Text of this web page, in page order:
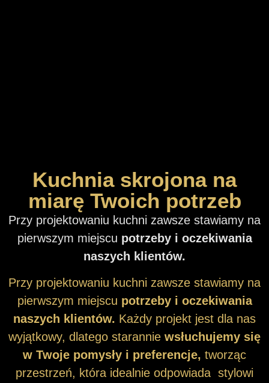
Kuchnia skrojona na
miarę Twoich potrzeb
Przy projektowaniu kuchni zawsze stawiamy na
pierwszym miejscu potrzeby i oczekiwania
naszych klientów.
Przy projektowaniu kuchni zawsze stawiamy na
pierwszym miejscu potrzeby i oczekiwania
naszych klientów. Każdy projekt jest dla nas
wyjątkowy, dlatego starannie wsłuchujemy się
w Twoje pomysły i preferencje, tworząc
przestrzeń, która idealnie odpowiada stylowi